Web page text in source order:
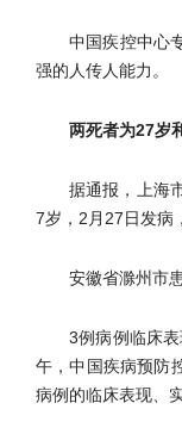
中国疾控中心
强的人传人能力。
两死者为27岁
据通报，上海
7岁，2月27日发病
安徽省滁州市
3例病例临床
午，中国疾病预防
病例的临床表现、